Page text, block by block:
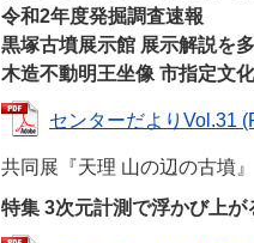
令和2年度発掘調査速報
黒塚古墳展示館 展示解説を
木造不動明王坐像 市指定文
センターだよりVol.31
共同展『天理 山の辺の古墳』
特集 3次元計測で浮かび上が